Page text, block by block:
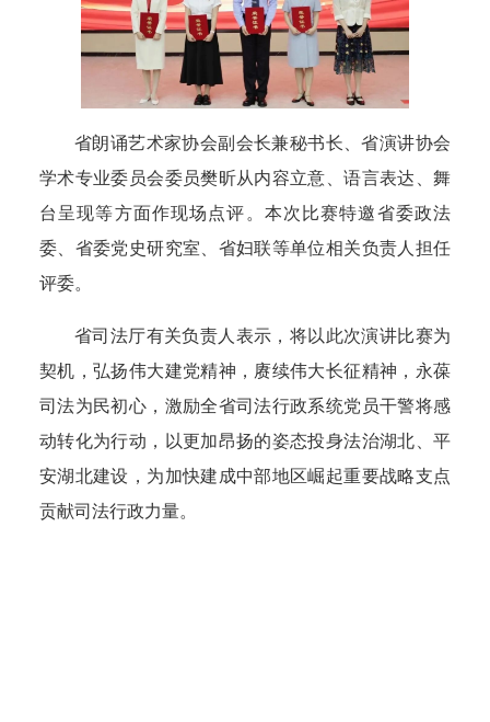
省朗诵艺术家协会副会长兼秘书长、省演讲协会
学术专业委员会委员樊昕从内容立意、语言表达、舞
台呈现等方面作现场点评。本次比赛特邀省委政法
委、省委党史研究室、省妇联等单位相关负责人担任
评委。
省司法厅有关负责人表示，将以此次演讲比赛为
契机，弘扬伟大建党精神，赓续伟大长征精神 ，永葆
司法为民初心，激励全省司法行政系统党员干警将感
动转化为行动，以更加昂扬的姿态投身法治湖北、平
安湖北建设，为加快建成中部地区崛起重要战略支点
贡献司法行政力量。